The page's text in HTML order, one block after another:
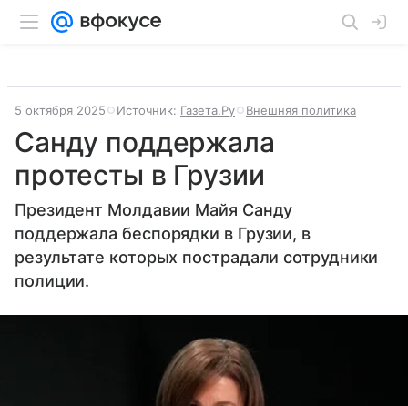
5 октября 2025 Источник: Газета.Ру Внешняя политика
Санду поддержала
протесты в Грузии
Президент Молдавии Майя Санду
поддержала беспорядки в Грузии, в
результате которых пострадали сотрудники
полиции.